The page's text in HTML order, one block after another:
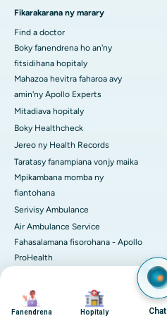
Image
Fanendrena
Image
Hopitaly Chat
Fikarakarana ny marary
Find a doctor
Boky fanendrena ho an'ny
fitsidihana hopitaly
Mahazoa hevitra faharoa avy
amin'ny Apollo Experts
Mitadiava hopitaly
Boky Healthcheck
Jereo ny Health Records
Taratasy fanampiana vonjy maika
Mpikambana momba ny
fiantohana
Serivisy Ambulance
Air Ambulance Service
Fahasalamana fisorohana - Apollo
ProHealth
Fandaharana / fonosana
Ny zavatra niainanao